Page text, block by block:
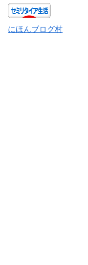
にほんブログ村